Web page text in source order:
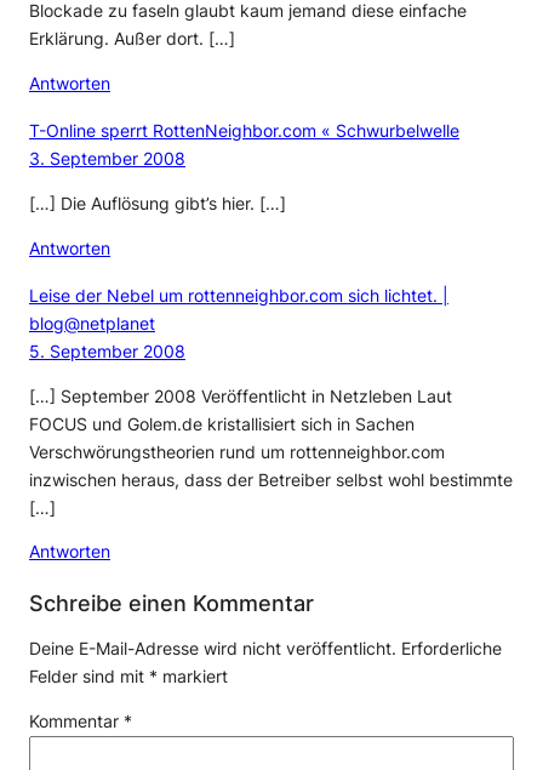
Blockade zu faseln glaubt kaum jemand diese einfache
Erklärung. Außer dort. […]
Antworten
T-Online sperrt RottenNeighbor.com « Schwurbelwelle
3. September 2008
[…] Die Auflösung gibt’s hier. […]
Antworten
Leise der Nebel um rottenneighbor.com sich lichtet. |
blog@netplanet
5. September 2008
[…] September 2008 Veröffentlicht in Netzleben Laut
FOCUS und Golem.de kristallisiert sich in Sachen
Verschwörungstheorien rund um rottenneighbor.com
inzwischen heraus, dass der Betreiber selbst wohl bestimmte
[…]
Antworten
Schreibe einen Kommentar
Deine E-Mail-Adresse wird nicht veröffentlicht. Erforderliche
Felder sind mit * markiert
Kommentar *